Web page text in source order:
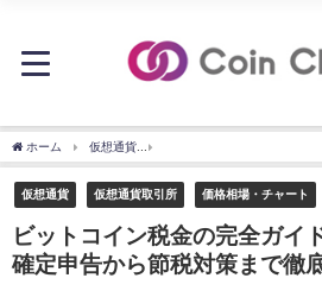
ホーム 仮想通貨
仮想通貨 仮想通貨取引所 価格相場・チャート
ビットコイン税金の完全ガイ
確定申告から節税対策まで徹